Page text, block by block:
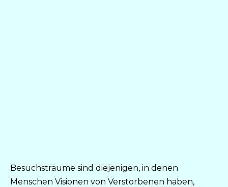
Besuchsträume sind diejenigen, in denen
Menschen Visionen von Verstorbenen haben,